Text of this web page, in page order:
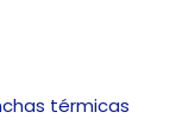
térmicas